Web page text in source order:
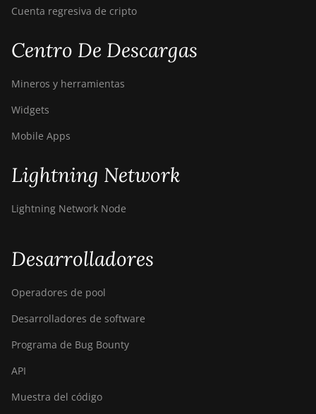
Cuenta regresiva de cripto
Centro De Descargas
Mineros y herramientas
Widgets
Mobile Apps
Lightning Network
Lightning Network Node
Desarrolladores
Operadores de pool
Desarrolladores de software
Programa de Bug Bounty
API
Muestra del código